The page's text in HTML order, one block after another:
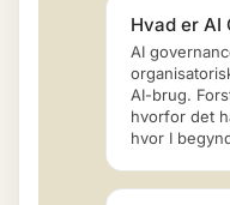
Hvad er AI
AI
AI-brug.
hvorfor det
hvor I